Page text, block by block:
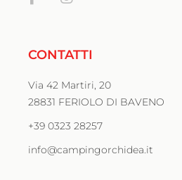
CONTATTI
Via 42 Martiri, 20
28831 FERIOLO DI BAVENO
+39 0323 28257
info@campingorchidea.it